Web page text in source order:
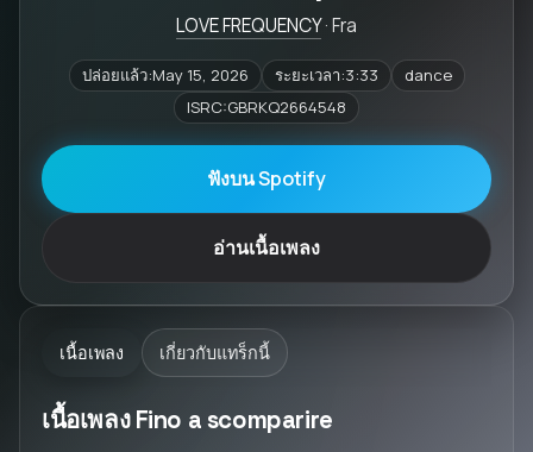
LOVE FREQUENCY· Fra
ปล่อยแล้ว:May 15, 2026 ระยะเวลา:3:33
dance
ISRC:GBRKQ2664548
ฟังบน Spotify
อ่านเนื้อเพลง
เนื้อเพลง เกี่ยวกับแทร็กนี้
เนื้อเพลง Fino a scomparire